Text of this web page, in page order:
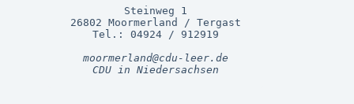
Steinweg 1
26802 Moormerland / Tergast
Tel.: 04924 / 912919
moormerland@cdu-leer.de
CDU in Niedersachsen